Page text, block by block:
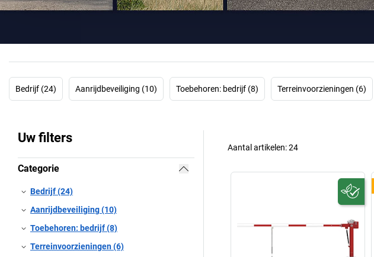
Bedrijf (24) Aanrijdbeveiliging (10) Toebehoren: bedrijf (8) Terreinvoorzieningen (6)
Uw filters
Categorie
Bedrijf (24)
Aanrijdbeveiliging (10)
Toebehoren: bedrijf (8)
Terreinvoorzieningen (6)
Aantal artikelen:24